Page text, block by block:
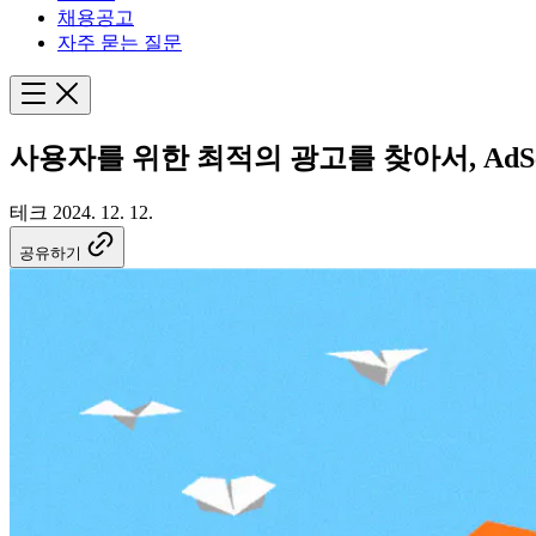
채용공고
자주 묻는 질문
사용자를 위한 최적의 광고를 찾아서,
테크 2024. 12. 12.
공유하기